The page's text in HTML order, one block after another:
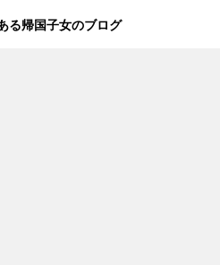
帰国子女のブログ